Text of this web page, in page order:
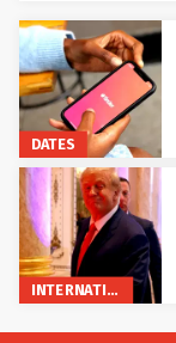
DATES
INTERNATIONAL